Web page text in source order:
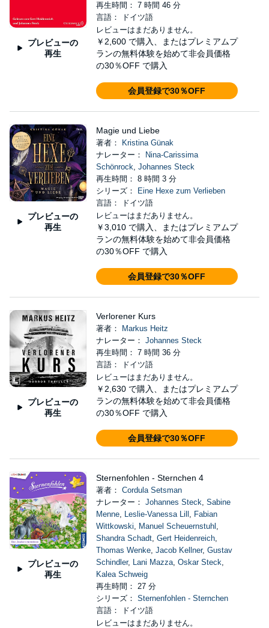
プレビューの
再生
再生時間： 7 時間 46 分
言語： ドイツ語
レビューはまだありません。
￥2,600 で購入、またはプレミアムプ
ランの無料体験を始めて非会員価格
の30％OFF で購入
会員登録で30％OFF
プレビューの
再生
Magie und Liebe
著者：
Kristina Günak
ナレーター：
Nina-Carissima
Schönrock, Johannes Steck
再生時間： 8 時間 3 分
シリーズ：
Eine Hexe zum Verlieben
言語： ドイツ語
レビューはまだありません。
￥3,010 で購入、またはプレミアムプ
ランの無料体験を始めて非会員価格
の30％OFF で購入
会員登録で30％OFF
プレビューの
再生
Verlorener Kurs
著者：
Markus Heitz
ナレーター： Johannes Steck
再生時間： 7 時間 36 分
言語： ドイツ語
レビューはまだありません。
￥2,630 で購入、またはプレミアムプ
ランの無料体験を始めて非会員価格
の30％OFF で購入
会員登録で30％OFF
プレビューの
再生
Sternenfohlen - Sternchen 4
著者： Cordula Setsman
ナレーター： Johannes Steck, Sabine
Menne, Leslie-Vanessa Lill , Fabian
Wittkowski, Manuel Scheuernstuhl ,
Shandra Schadt, Gert Heidenreich,
Thomas Wenke, Jacob Kellner, Gustav
Schindler, Lani Mazza, Oskar Steck,
Kalea Schweig
再生時間： 27 分
シリーズ： Sternenfohlen - Sternchen
言語： ドイツ語
レビューはまだありません。